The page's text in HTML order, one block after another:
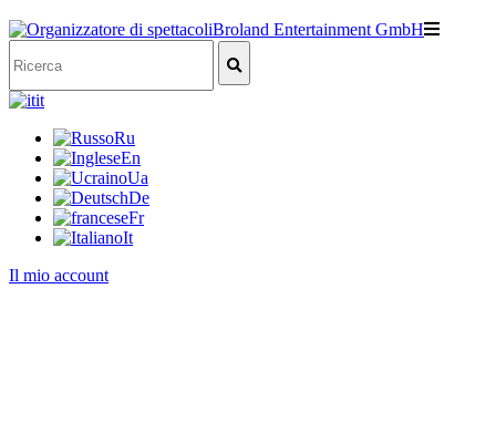
it
Ru
En
Ua
De
Fr
It
Il mio account